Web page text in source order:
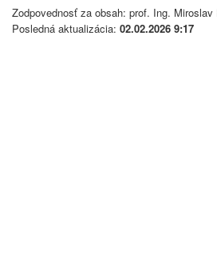
Zodpovednosť za obsah: prof. Ing. Miroslav
Posledná aktualizácia: 02.02.2026 9:17